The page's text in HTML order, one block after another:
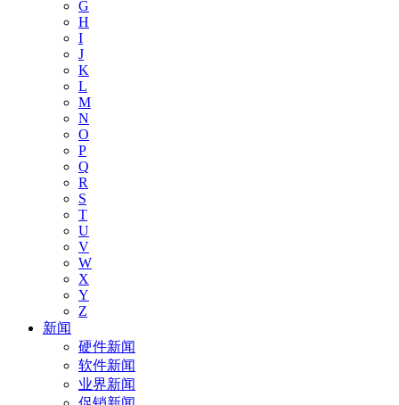
G
H
I
J
K
L
M
N
O
P
Q
R
S
T
U
V
W
X
Y
Z
新闻
硬件新闻
软件新闻
业界新闻